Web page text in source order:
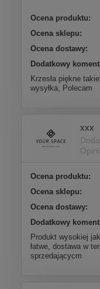
Ocena produktu:
Ocena sklepu:
Ocena dostawy:
Dodatkowy
Krzesła piękne
wysyłka, Polecam
xxx
Ocena produktu:
Ocena sklepu:
Ocena dostawy:
Dodatkowy
Produkt wysokiej
łatwe, dostawa w
sprzedającycm